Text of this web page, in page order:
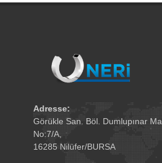
Adresse:
Görükle San. Böl. Dumlupınar
No:7/A,
16285 Nilüfer/BURSA